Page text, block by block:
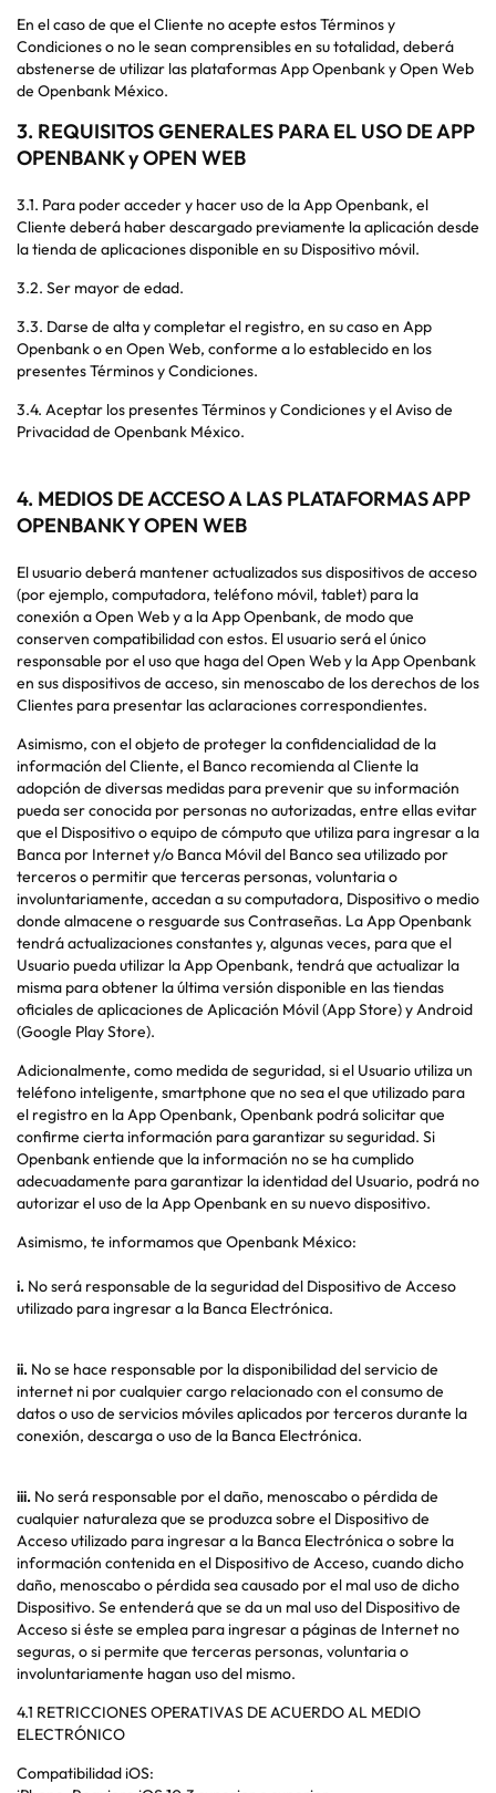
En el caso de que el Cliente no acepte estos Términos y
Condiciones o no le sean comprensibles en su totalidad, deberá
abstenerse de utilizar las plataformas App Openbank y Open Web
de Openbank México.
3. REQUISITOS GENERALES PARA EL USO DE APP
OPENBANK y OPEN WEB
3.1. Para poder acceder y hacer uso de la App Openbank, el
Cliente deberá haber descargado previamente la aplicación desde
la tienda de aplicaciones disponible en su Dispositivo móvil.
3.2. Ser mayor de edad.
3.3. Darse de alta y completar el registro, en su caso en App
Openbank o en Open Web, conforme a lo establecido en los
presentes Términos y Condiciones.
3.4. Aceptar los presentes Términos y Condiciones y el Aviso de
Privacidad de Openbank México.
4. MEDIOS DE ACCESO A LAS PLATAFORMAS APP
OPENBANK Y OPEN WEB
El usuario deberá mantener actualizados sus dispositivos de acceso
(por ejemplo, computadora, teléfono móvil, tablet) para la
conexión a Open Web y a la App Openbank, de modo que
conserven compatibilidad con estos. El usuario será el único
responsable por el uso que haga del Open Web y la App Openbank
en sus dispositivos de acceso, sin menoscabo de los derechos de los
Clientes para presentar las aclaraciones correspondientes.
Asimismo, con el objeto de proteger la confidencialidad de la
información del Cliente, el Banco recomienda al Cliente la
adopción de diversas medidas para prevenir que su información
pueda ser conocida por personas no autorizadas, entre ellas evitar
que el Dispositivo o equipo de cómputo que utiliza para ingresar a la
Banca por Internet y/o Banca Móvil del Banco sea utilizado por
terceros o permitir que terceras personas, voluntaria o
involuntariamente, accedan a su computadora, Dispositivo o medio
donde almacene o resguarde sus Contraseñas. La App Openbank
tendrá actualizaciones constantes y, algunas veces, para que el
Usuario pueda utilizar la App Openbank, tendrá que actualizar la
misma para obtener la última versión disponible en las tiendas
oficiales de aplicaciones de Aplicación Móvil (App Store) y Android
(Google Play Store).
Adicionalmente, como medida de seguridad, si el Usuario utiliza un
teléfono inteligente, smartphone que no sea el que utilizado para
el registro en la App Openbank, Openbank podrá solicitar que
confirme cierta información para garantizar su seguridad. Si
Openbank entiende que la información no se ha cumplido
adecuadamente para garantizar la identidad del Usuario, podrá no
autorizar el uso de la App Openbank en su nuevo dispositivo.
Asimismo, te informamos que Openbank México:
i. No será responsable de la seguridad del Dispositivo de Acceso
utilizado para ingresar a la Banca Electrónica.
ii. No se hace responsable por la disponibilidad del servicio de
internet ni por cualquier cargo relacionado con el consumo de
datos o uso de servicios móviles aplicados por terceros durante la
conexión, descarga o uso de la Banca Electrónica.
iii. No será responsable por el daño, menoscabo o pérdida de
cualquier naturaleza que se produzca sobre el Dispositivo de
Acceso utilizado para ingresar a la Banca Electrónica o sobre la
información contenida en el Dispositivo de Acceso, cuando dicho
daño, menoscabo o pérdida sea causado por el mal uso de dicho
Dispositivo. Se entenderá que se da un mal uso del Dispositivo de
Acceso si éste se emplea para ingresar a páginas de Internet no
seguras, o si permite que terceras personas, voluntaria o
involuntariamente hagan uso del mismo.
4.1 RETRICCIONES OPERATIVAS DE ACUERDO AL MEDIO
ELECTRÓNICO
Compatibilidad iOS: